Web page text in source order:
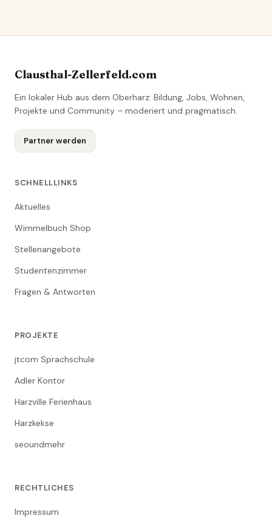
Clausthal-Zellerfeld.com
Ein lokaler Hub aus dem Oberharz: Bildung, Jobs, Wohnen,
Projekte und Community – moderiert und pragmatisch.
Partner werden
SCHNELLLINKS
Aktuelles
Wimmelbuch Shop
Stellenangebote
Studentenzimmer
Fragen & Antworten
PROJEKTE
jtcom Sprachschule
Adler Kontor
Harzville Ferienhaus
Harzkekse
seoundmehr
RECHTLICHES
Impressum